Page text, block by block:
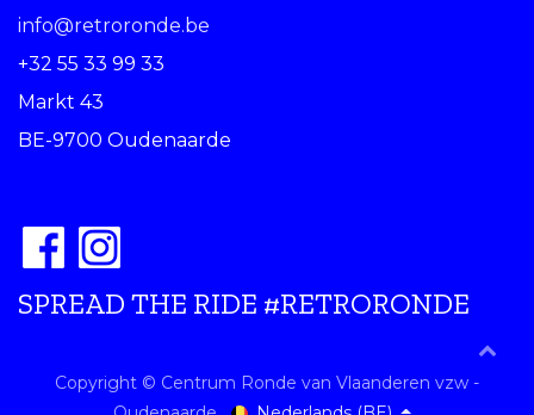
info@retroronde.be
+32 55 33 99 33
Markt 43
BE-9700 Oudenaarde
SPREAD THE RIDE #RETRORONDE
Copyright © Centrum Ronde van Vlaanderen vzw -